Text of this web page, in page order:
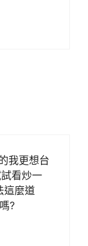
我更想台
看炒一
這麼道
?